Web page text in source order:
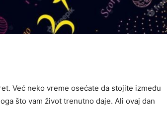
Već neko vreme osećate da stojite između
što vam život trenutno daje. Ali ovaj dan